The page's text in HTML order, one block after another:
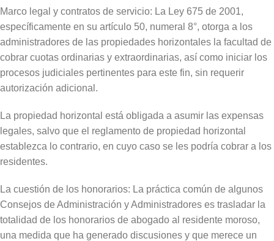
Marco legal y contratos de servicio: La Ley 675 de 2001,
específicamente en su artículo 50, numeral 8°, otorga a los
administradores de las propiedades horizontales la facultad de
cobrar cuotas ordinarias y extraordinarias, así como iniciar los
procesos judiciales pertinentes para este fin, sin requerir
autorización adicional.
La propiedad horizontal está obligada a asumir las expensas
legales, salvo que el reglamento de propiedad horizontal
establezca lo contrario, en cuyo caso se les podría cobrar a los
residentes.
La cuestión de los honorarios: La práctica común de algunos
Consejos de Administración y Administradores es trasladar la
totalidad de los honorarios de abogado al residente moroso,
una medida que ha generado discusiones y que merece un